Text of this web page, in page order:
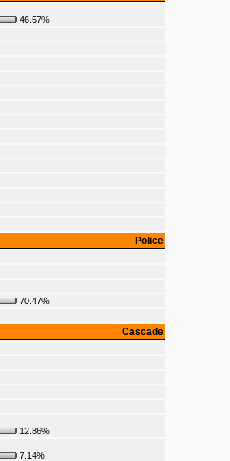
46.57%
Police
70.47%
Cascade
12.86%
7.14%